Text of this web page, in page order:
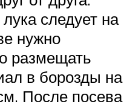
следует на
нужно
размещать
в борозды на
После посева